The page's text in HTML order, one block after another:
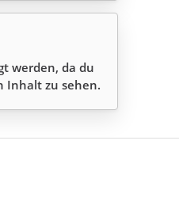
werden, da du
Inhalt zu sehen.